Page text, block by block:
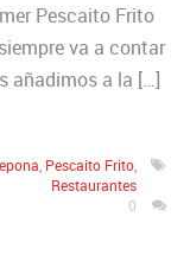
Pescaito Frito
va a contar
añadimos a la […]
Pescaito Frito
Restaurantes
0